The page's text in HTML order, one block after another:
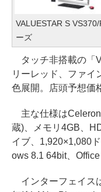
VALUESTAR S VS370/
ーズ
タッチ非搭載の「
リーレッド、ファイ
色展開。店頭予想価
主な仕様は
蔵)、メモリ4GB、
イブ、1,920×1,080
ows 8.1 64bit、Office
インターフェイス